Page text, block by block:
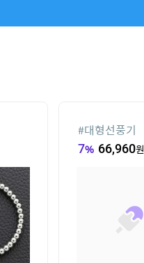
#대형선풍기
7% 66,960원